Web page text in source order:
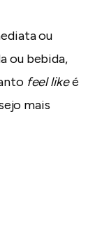
ou
ou bebida,
feel likeé
mais